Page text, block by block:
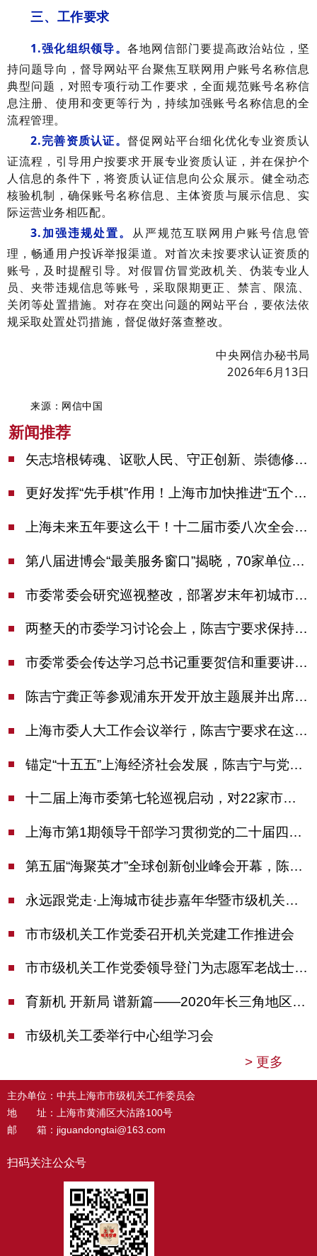
三、工作要求
1.强化组织领导。 各地网信部门要提高政治站位，坚
持问题导向，督导网站平台聚焦互联网用户账号名称信息
典型问题，对照专项行动工作要求，全面规范账号名称信
息注册、使用和变更等行为，持续加强账号名称信息的全
流程管理。
2.完善资质认证。 督促网站平台细化优化专业资质认
证流程，引导用户按要求开展专业资质认证，并在保护个
人信息的条件下，将资质认证信息向公众展示。健全动态
核验机制，确保账号名称信息、主体资质与展示信息、实
际运营业务相匹配。
3.加强违规处置。 从严规范互联网用户账号信息管
理，畅通用户投诉举报渠道。对首次未按要求认证资质的
账号，及时提醒引导。对假冒仿冒党政机关、伪装专业人
员、夹带违规信息等账号，采取限期更正、禁言、限流、
关闭等处置措施。对存在突出问题的网站平台，要依法依
规采取处置处罚措施，督促做好落查整改。
中央网信办秘书局
2026年6月13日
来源：网信中国
新闻推荐
矢志培根铸魂、讴歌人民、守正创新、崇德修身！这场座谈会上，陈吉宁对全市文化战线提出期望
更好发挥“先手棋”作用！上海市加快推进“五个中心”建设领导小组会议举行
上海未来五年要这么干！十二届市委八次全会审议通过上海“十五五”规划建议
第八届进博会“最美服务窗口”揭晓，70家单位诠释“上海服务”温度
市委常委会研究巡视整改，部署岁末年初城市安全工作
两整天的市委学习讨论会上，陈吉宁要求保持战略定力始终坚定信心善于科学应对
市委常委会传达学习总书记重要贺信和重要讲话精神，研究党建引领物业治理等工作
陈吉宁龚正等参观浦东开发开放主题展并出席座谈会
上海市委人大工作会议举行，陈吉宁要求在这些方面更加奋发有为
锚定“十五五”上海经济社会发展，陈吉宁与党外人士专题协商座谈
十二届上海市委第七轮巡视启动，对22家市管单位开展常规巡视
上海市第1期领导干部学习贯彻党的二十届四中全会精神专题研讨班开班，陈吉宁作专题报告
第五届“海聚英才”全球创新创业峰会开幕，陈吉宁出席并启动新一届大赛
永远跟党走·上海城市徒步嘉年华暨市级机关运动会开幕
市市级机关工作党委召开机关党建工作推进会
市市级机关工作党委领导登门为志愿军老战士佩戴纪念章
育新机 开新局 谱新篇——2020年长三角地区机关党建工作研讨会在南京召开
市级机关工委举行中心组学习会
> 更多